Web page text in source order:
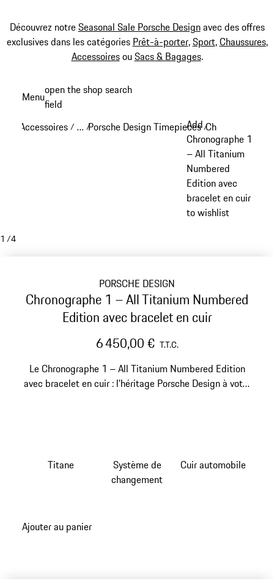
Découvrez notreSeasonal Sale Porsche Designavec des offres
exclusives dans les catégories Prêt-à-porter,Sport,Chaussures,
AccessoiresouSacs & Bagages.
principal
Menuopen the shop search
field
Accessoires / …
Reveal collapsed breadcrumb items
/Porsche Design Timepieces /Chronographe 1
Add
Chronographe 1
– All Titanium
Numbered
Edition avec
bracelet en cuir
to wishlist
1 /4
PORSCHE DESIGN
Chronographe 1 – All Titanium Numbered
Edition avec bracelet en cuir
6 450,00 € T.T.C.
Le Chronographe 1 – All Titanium Numbered Edition
avec bracelet en cuir : l'héritage Porsche Design à votre
Titane
Système de
changement
Cuir automobile
Ajouter au panier